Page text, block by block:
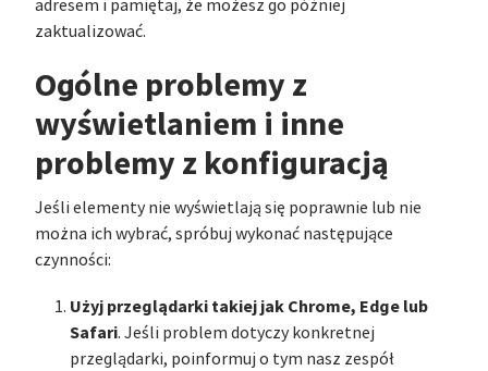
adresem i pamiętaj, że możesz go później
zaktualizować.
Ogólne problemy z
wyświetlaniem i inne
problemy z konfiguracją
Jeśli elementy nie wyświetlają się poprawnie lub nie
można ich wybrać, spróbuj wykonać następujące
czynności:
Użyj przeglądarki takiej jak Chrome, Edge lub
Safari. Jeśli problem dotyczy konkretnej
przeglądarki, poinformuj o tym nasz zespół